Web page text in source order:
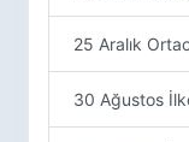
25 Aralık
30 Ağustos